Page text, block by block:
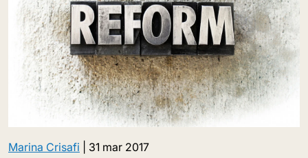
Marina Crisafi 31 mar 2017